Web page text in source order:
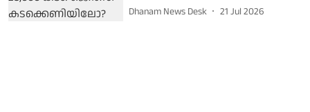
Dhanam News Desk 21 Jul 2026